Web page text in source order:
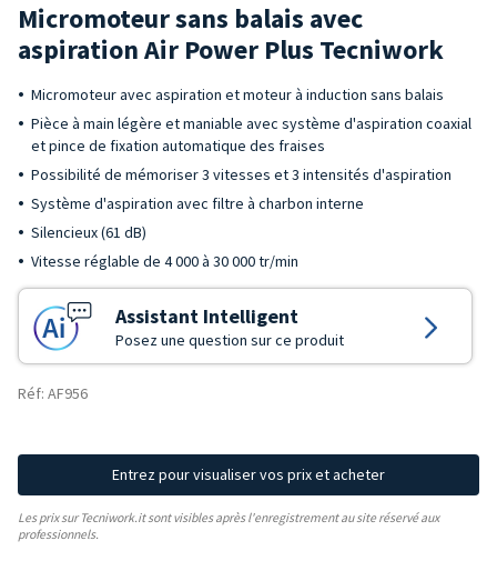
Micromoteur sans balais avec
aspiration Air Power Plus Tecniwork
Micromoteur avec aspiration et moteur à induction sans balais
Pièce à main légère et maniable avec système d'aspiration coaxial
et pince de fixation automatique des fraises
Possibilité de mémoriser 3 vitesses et 3 intensités d'aspiration
Système d'aspiration avec filtre à charbon interne
Silencieux (61 dB)
Vitesse réglable de 4 000 à 30 000 tr/min
Assistant Intelligent
Posez une question sur ce produit
Réf: AF956
Entrez pour visualiser vos prix et acheter
Les prix sur Tecniwork.it sont visibles après l'enregistrement au site réservé aux
professionnels.